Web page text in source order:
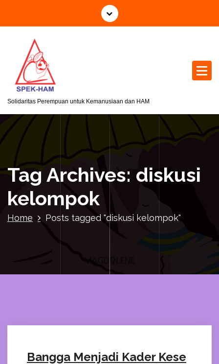
i
Solidaritas Perempuan untuk Kemanusiaan dan HAM
Tag Archives: diskusi
kelompok
Home Posts tagged "diskusi kelompok"
Bangga Menjadi Kader Kese